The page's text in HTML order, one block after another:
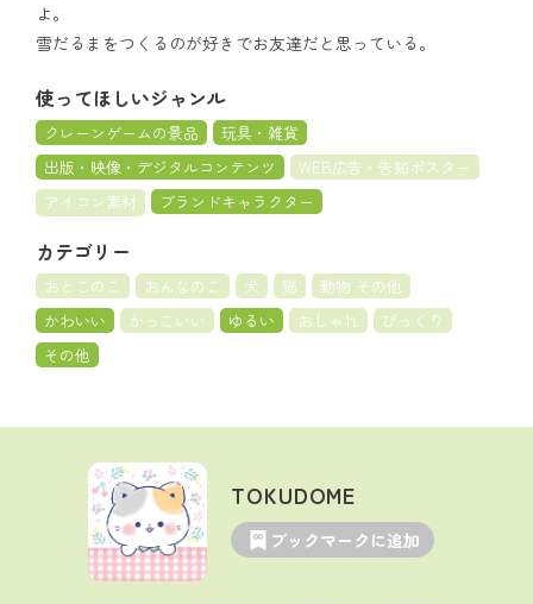
よ。
雪だるまをつくるのが好きでお友達だと思っている。
使ってほしいジャンル
クレーンゲームの景品
玩具・雑貨
出版・映像・デジタルコンテンツ
WEB広告・告知ポスター
アイコン素材
ブランドキャラクター
カテゴリー
おとこのこ おんなのこ 犬 猫
動物 その他
かわいい
かっこいい ゆるい おしゃれ
びっくり
その他
TOKUDOME
ブックマークに追加